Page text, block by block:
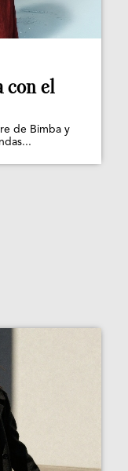
con el
de Bimba y